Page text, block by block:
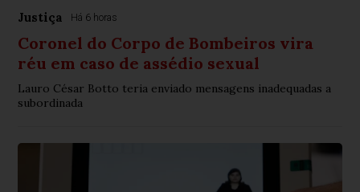
Justiça Há 6 horas
Coronel do Corpo de Bombeiros vira
réu em caso de assédio sexual
Lauro César Botto teria enviado mensagens inadequadas a
subordinada